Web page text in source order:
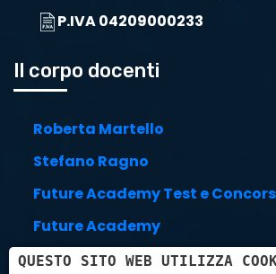
P.IVA 04209000233
Il corpo docenti
Roberta Martello
Stefano Ragno
Future Academy Test e
Future Academy
Stefano Trillini
QUESTO SITO WEB UTILIZZA